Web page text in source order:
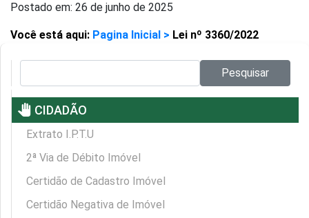
Postado em: 26 de junho de 2025
Você está aqui: Pagina Inicial > Lei nº 3360/2022
Pesquisar
pan_tool CIDADÃO
Extrato I.P.T.U
2ª Via de Débito Imóvel
Certidão de Cadastro Imóvel
Certidão Negativa de Imóvel